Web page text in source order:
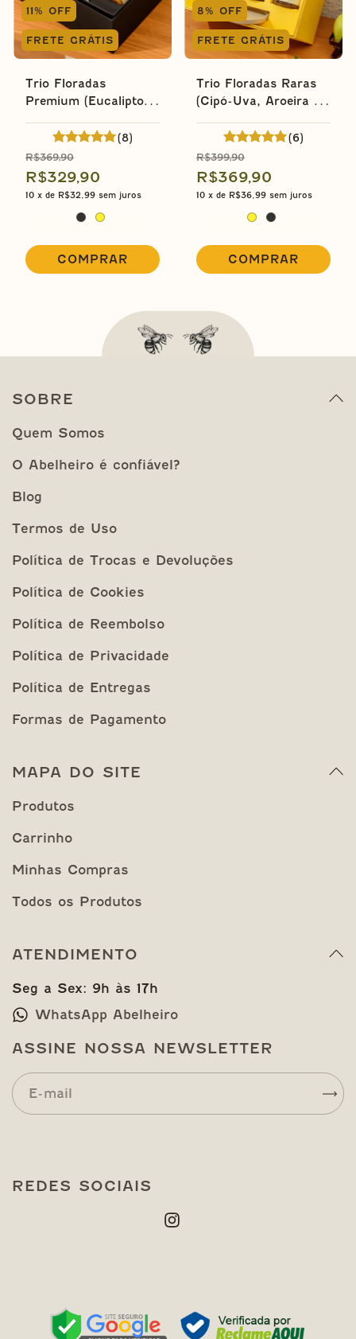
11% OFF
FRETE GRÁTIS
Trio Floradas
Premium (Eucalipto,
Silvestre) - Edição
Presenteável
(8)
R$369,90
R$329,90
10 x de R$32,99 sem juros
COMPRAR
8% OFF
FRETE GRÁTIS
Trio Floradas Raras
(Cipó-Uva, Aroeira e
Presenteável
(6)
R$399,90
R$369,90
10 x de R$36,99 sem juros
COMPRAR
SOBRE
Quem Somos
O Abelheiro é confiável?
Blog
Termos de Uso
Política de Trocas e Devoluções
Política de Cookies
Política de Reembolso
Política de Privacidade
Política de Entregas
Formas de Pagamento
MAPA DO SITE
Produtos
Carrinho
Minhas Compras
Todos os Produtos
ATENDIMENTO
Seg a Sex: 9h às 17h
WhatsApp Abelheiro
ASSINE NOSSA NEWSLETTER
REDES SOCIAIS